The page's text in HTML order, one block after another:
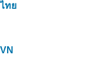
ไทย
VN